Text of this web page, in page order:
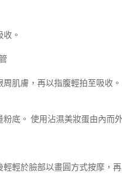
。
肌膚，再以指腹輕拍至吸收。
底。 使用沾濕美妝蛋由內而
輕於臉部以畫圓方式按摩，